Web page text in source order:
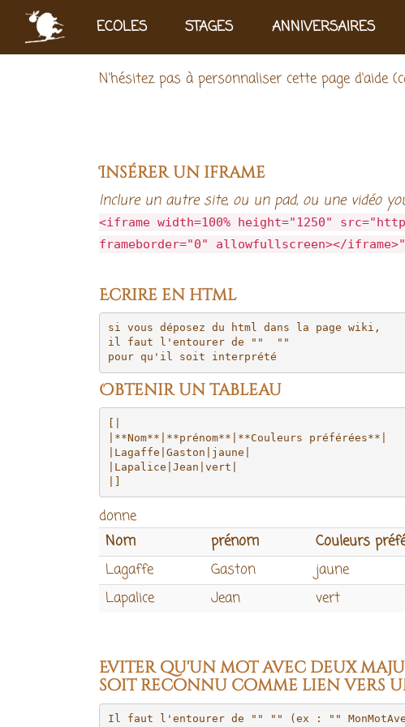
Aller au contenu principal
ECOLES STAGES ANNIVERSAIRES
N'hésitez pas à personnaliser cette page d'aide
Insérer un iframe
Inclure un autre site, ou un pad, ou une vidéo
<iframe width=100% height="1250"
frameborder="0" allowfullscreen></
Ecrire en html
si vous déposez du html dans la page wiki,
il faut l'entourer de ""
""
pour qu'il soit interprété
Obtenir un tableau
[|
|**Nom**|**prénom**|**Couleurs préférées**|
|Lagaffe|Gaston|jaune|
|Lapalice|Jean|vert|
donne
Nom
prénom
Couleurs
Lagaffe
Gaston
jaune
Lapalice
Jean vert
Eviter qu'un mot avec deux
soit reconnu comme lien vers
Il faut l'entourer de "" "" (ex : ""